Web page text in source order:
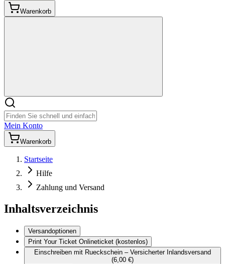
Warenkorb
Mein Konto
Warenkorb
Startseite
Hilfe
Zahlung und Versand
Inhaltsverzeichnis
Versandoptionen
Print Your Ticket Onlineticket (kostenlos)
Einschreiben mit Rueckschein – Versicherter Inlandsversand
(6,00 €)